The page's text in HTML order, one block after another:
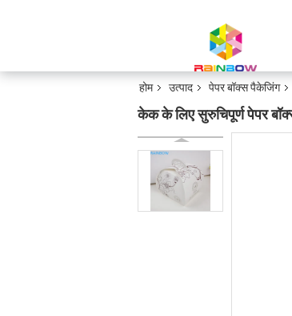
होम उत्पाद पेपर बॉक्स पैकेजिंग
केक के लिए सुरुचिपूर्ण पेपर